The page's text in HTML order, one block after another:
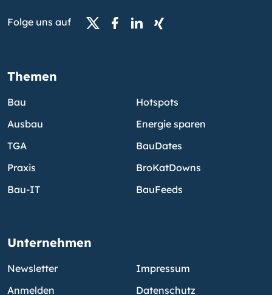
Folge uns auf
Themen
Bau
Ausbau
TGA
Praxis
Bau-IT
Hotspots
Energie sparen
BauDates
BroKatDowns
BauFeeds
Unternehmen
Newsletter
Anmelden
Impressum
Datenschutz